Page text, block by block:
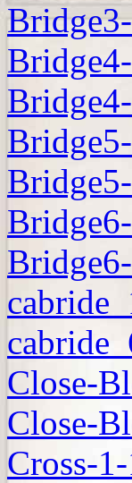
Close-
Close-
Cross-